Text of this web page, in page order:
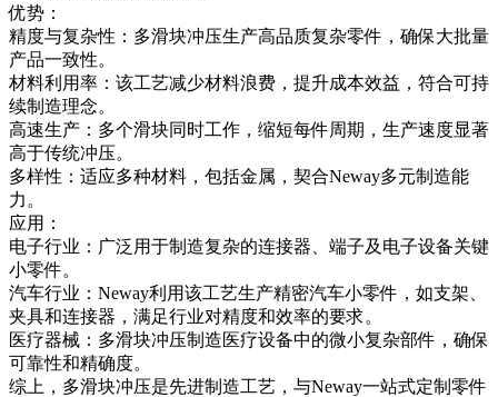
优势：
精度与复杂性：多滑块冲压生产高品质复杂零件，确保大批量
产品一致性。
材料利用率：该工艺减少材料浪费，提升成本效益，符合可持
续制造理念。
高速生产：多个滑块同时工作，缩短每件周期，生产速度显著
高于传统冲压。
多样性：适应多种材料，包括金属，契合Neway多元制造能
力。
应用：
电子行业：广泛用于制造复杂的连接器、端子及电子设备关键
小零件。
汽车行业：Neway利用该工艺生产精密汽车小零件，如支架、
夹具和连接器，满足行业对精度和效率的要求。
医疗器械：多滑块冲压制造医疗设备中的微小复杂部件，确保
可靠性和精确度。
综上，多滑块冲压是先进制造工艺，与Neway一站式定制零件